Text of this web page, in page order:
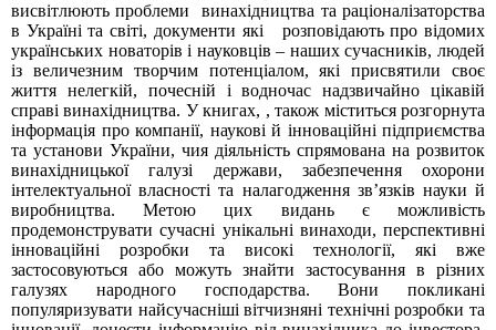
висвітлюють проблеми винахідництва та раціоналізаторства
в Україні та світі, документи які розповідають про відомих
українських новаторів і науковців – наших сучасників, людей
із величезним творчим потенціалом, які присвятили своє
життя нелегкій, почесній і водночас надзвичайно цікавій
справі винахідництва. У книгах, , також міститься розгорнута
інформація про компанії, наукові й інноваційні підприємства
та установи України, чия діяльність спрямована на розвиток
винахідницької галузі держави, забезпечення охорони
інтелектуальної власності та налагодження зв’язків науки й
виробництва. Метою цих видань є можливість
продемонструвати сучасні унікальні винаходи, перспективні
інноваційні розробки та високі технології, які вже
застосовуються або можуть знайти застосування в різних
галузях народного господарства. Вони покликані
популяризувати найсучасніші вітчизняні технічні розробки та